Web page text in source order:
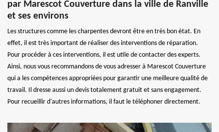
par Marescot Couverture dans la ville de Ranville
et ses environs
Les structures comme les charpentes devront être en très bon état. En
effet, il est très important de réaliser des interventions de réparation.
Pour procéder à ces interventions, il est utile de contacter des experts.
Ainsi, nous vous recommandons de vous adresser à Marescot Couverture
qui a les compétences appropriées pour garantir une meilleure qualité de
travail. Il dresse aussi un devis totalement gratuit et sans engagement.
Pour recueillir d'autres informations, il faut le téléphoner directement.